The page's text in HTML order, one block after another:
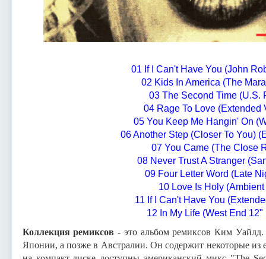
01 If I Can't Have You (John
02 Kids In America (The
03 The Second Time (U.S.
04 Rage To Love (Extended
05 You Keep Me Hangin' On
06 Another Step (Closer To You)
07 You Came (The Close
08 Never Trust A Stranger
09 Four Letter Word (Late
10 Love Is Holy (Ambient
11 If I Can't Have You
12 In My Life (West End 12"
Коллекция ремиксов- это альбом ремиксов Ким
Японии, а позже в Австралии. Он содержит некоторые из